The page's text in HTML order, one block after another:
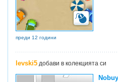
преди 12 години
levski5 добави в колекцията си